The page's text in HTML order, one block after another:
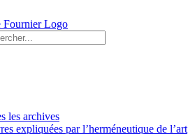
les archives
expliquées par l’herméneutique de l’art